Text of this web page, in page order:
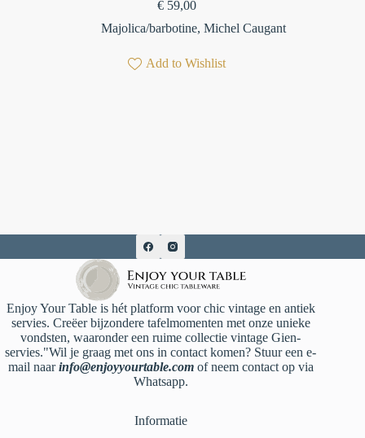
€ 59,00
Majolica/barbotine, Michel Caugant
Add to Wishlist
Enjoy Your Table is hét platform voor chic vintage en antiek
servies. Creëer bijzondere tafelmomenten met onze unieke
vondsten, waaronder een ruime collectie vintage Gien-
servies."Wil je graag met ons in contact komen? Stuur een e-
mail naarinfo@enjoyyourtable.comof neem contact op via
Whatsapp.
Informatie